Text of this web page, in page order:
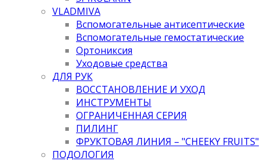
VLADMIVA
Вспомогательные антисептические
Вспомогательные гемостатические
Ортониксия
Уходовые средства
ДЛЯ РУК
ВОССТАНОВЛЕНИЕ И УХОД
ИНСТРУМЕНТЫ
ОГРАНИЧЕННАЯ СЕРИЯ
ПИЛИНГ
ФРУКТОВАЯ ЛИНИЯ – "CHEEKY FRUITS"
ПОДОЛОГИЯ